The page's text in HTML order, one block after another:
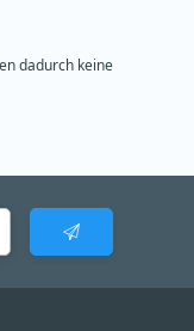
dadurch keine